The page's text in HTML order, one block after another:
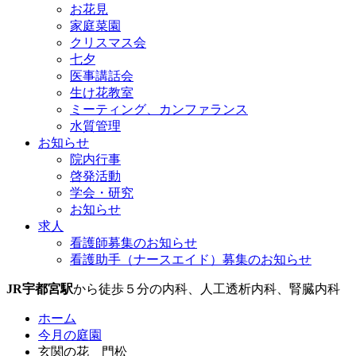
お花見
家庭菜園
クリスマス会
七夕
医事講話会
生け花教室
ミーティング、カンファランス
水質管理
お知らせ
院内行事
啓発活動
学会・研究
お知らせ
求人
看護師募集のお知らせ
看護助手（ナースエイド）募集のお知らせ
JR宇都宮駅から徒歩５分の内科、人工透析内科、腎臓内科
ホーム
今月の庭園
玄関の花 門松